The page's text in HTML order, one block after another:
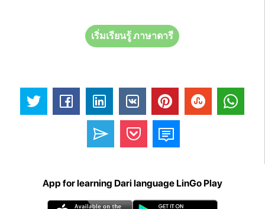
เริ่มเรียนรู้ ภาษาดารี
App for learning Dari language LinGo Play